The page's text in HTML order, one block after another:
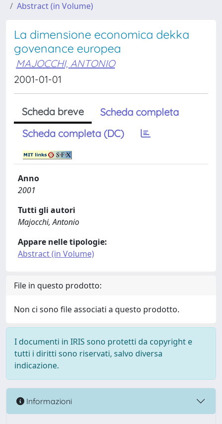
Abstract (in Volume)
La dimensione economica dekka
govenance europea
MAJOCCHI, ANTONIO
2001-01-01
Scheda breve
Scheda completa
Scheda completa (DC)
Anno
2001
Tutti gli autori
Majocchi, Antonio
Appare nelle tipologie:
Abstract (in Volume)
File in questo prodotto:
Non ci sono file associati a questo prodotto.
I documenti in IRIS sono protetti da copyright e
tutti i diritti sono riservati, salvo diversa
indicazione.
Informazioni